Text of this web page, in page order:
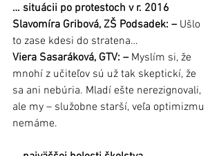
… situácii po protestoch v r. 2016
Slavomíra Gribová, ZŠ Podsadek: – Ušlo
to zase kdesi do stratena…
Viera Sasaráková, GTV: – Myslím si, že
mnohí z učiteľov sú už tak skeptickí, že
sa ani nebúria. Mladí ešte nerezignovali,
ale my – služobne starší, veľa optimizmu
nemáme.